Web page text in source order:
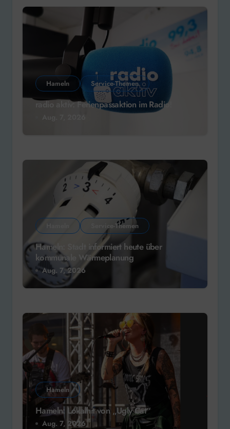
Hameln Service-Themen
radio aktiv: Ferienpassaktion im Radio!
Service-Themen
Hameln: Stadt informiert heute über
kommunale Wärmeplanung
Aug. 7, 2026
Hameln
Hameln: Lokalhit von „Ugly Cat“
Aug. 7, 2026